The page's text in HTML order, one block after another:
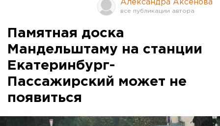
Александра Аксенова
Памятная доска
Мандельштаму на станции
Екатеринбург-
Пассажирский может не
появиться